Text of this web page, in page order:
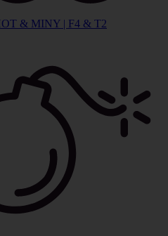
& MINY | F4 & T2